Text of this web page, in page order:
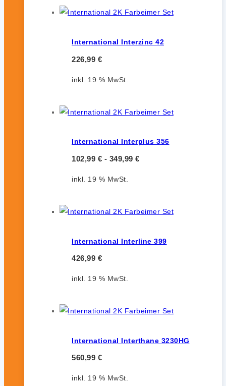
International Interzinc 42
226,99 €
inkl. 19 % MwSt.
International Interplus 356
102,99 € - 349,99 €
inkl. 19 % MwSt.
International Interline 399
426,99 €
inkl. 19 % MwSt.
International Interthane 3230HG
560,99 €
inkl. 19 % MwSt.